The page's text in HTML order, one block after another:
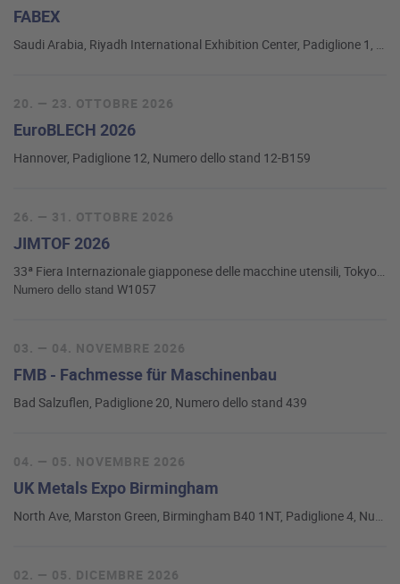
FABEX
20. — 23. OTTOBRE 2026
EuroBLECH 2026
Hannover, Padiglione 12, Numero dello stand 12-B159
26. — 31. OTTOBRE 2026
JIMTOF 2026
Numero dello stand W1057
03. — 04. NOVEMBRE 2026
FMB - Fachmesse für Maschinenbau
Bad Salzuflen, Padiglione 20, Numero dello stand 439
04. — 05. NOVEMBRE 2026
UK Metals Expo Birmingham
02. — 05. DICEMBRE 2026